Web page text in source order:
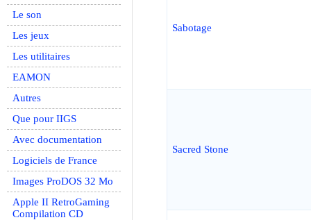
Le son
Les jeux
Les utilitaires
EAMON
Autres
Que pour IIGS
Avec documentation
Logiciels de France
Images ProDOS 32 Mo
Apple II RetroGaming
Compilation CD
Sabotage
Sacred Stone